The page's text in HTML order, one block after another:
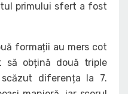
primului sfert a fost
formații au mers cot
să obțină două triple
diferența la 7.